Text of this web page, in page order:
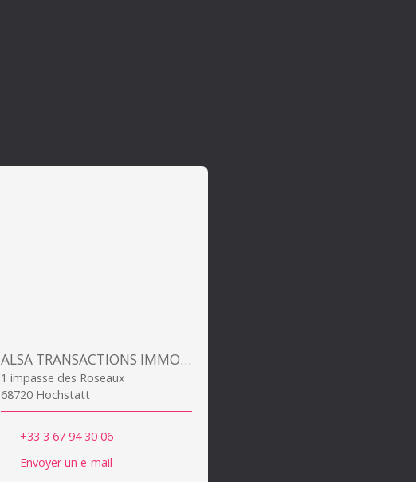
ALSA TRANSACTIONS IMMOBILIERES
1 impasse des Roseaux
68720 Hochstatt
+33 3 67 94 30 06
Envoyer un e-mail